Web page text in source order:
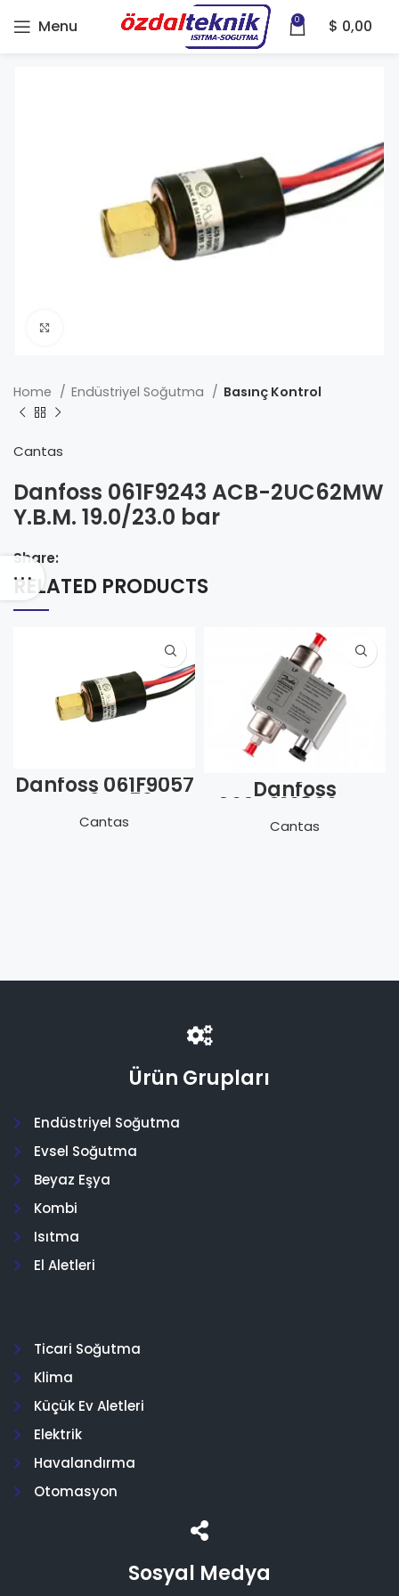
Menu 0 $ 0,00
Home Endüstriyel Soğutma Basınç Kontrol
Cantas
Danfoss 061F9243 ACB-2UC62MW
Y.B.M. 19.0/23.0 bar
Share:
RELATED PRODUCTS
Danfoss 061F9057
ACB-2UC59W
Y.B.O. 13.0/18.0
bar
Cantas
Danfoss
060B016866 MP
54 Yağ Basınç
Kontrol- 90sn.
Cantas
Ürün Grupları
Endüstriyel Soğutma
Evsel Soğutma
Beyaz Eşya
Kombi
Isıtma
El Aletleri
Ticari Soğutma
Klima
Küçük Ev Aletleri
Elektrik
Havalandırma
Otomasyon
Sosyal Medya